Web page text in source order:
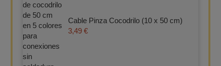
Cable Pinza Cocodrilo (10 x 50 cm)
3,49 €